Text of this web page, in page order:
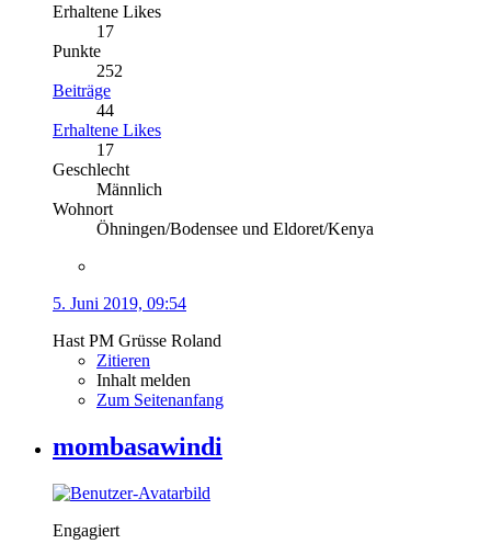
Erhaltene Likes
17
Punkte
252
Beiträge
44
Erhaltene Likes
17
Geschlecht
Männlich
Wohnort
Öhningen/Bodensee und Eldoret/Kenya
5. Juni 2019, 09:54
Hast PM Grüsse Roland
Zitieren
Inhalt melden
Zum Seitenanfang
mombasawindi
Engagiert